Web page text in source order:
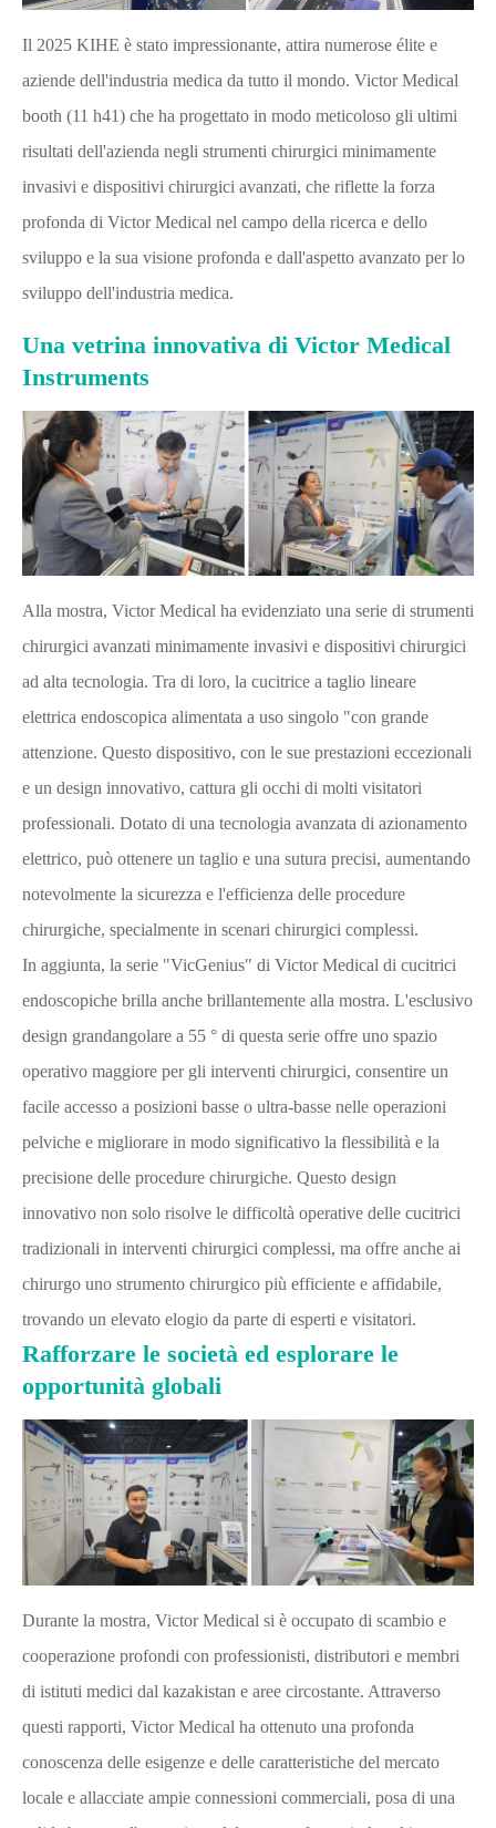
Il 2025 KIHE è stato impressionante, attira numerose élite e
aziende dell'industria medica da tutto il mondo. Victor Medical
booth (11 h41) che ha progettato in modo meticoloso gli ultimi
risultati dell'azienda negli strumenti chirurgici minimamente
invasivi e dispositivi chirurgici avanzati, che riflette la forza
profonda di Victor Medical nel campo della ricerca e dello
sviluppo e la sua visione profonda e dall'aspetto avanzato per lo
sviluppo dell'industria medica.
Una vetrina innovativa di Victor Medical
Instruments
Alla mostra, Victor Medical ha evidenziato una serie di strumenti
chirurgici avanzati minimamente invasivi e dispositivi chirurgici
ad alta tecnologia. Tra di loro, la cucitrice a taglio lineare
elettrica endoscopica alimentata a uso singolo "con grande
attenzione. Questo dispositivo, con le sue prestazioni eccezionali
e un design innovativo, cattura gli occhi di molti visitatori
professionali. Dotato di una tecnologia avanzata di azionamento
elettrico, può ottenere un taglio e una sutura precisi, aumentando
notevolmente la sicurezza e l'efficienza delle procedure
chirurgiche, specialmente in scenari chirurgici complessi.
In aggiunta, la serie "VicGenius" di Victor Medical di cucitrici
endoscopiche brilla anche brillantemente alla mostra. L'esclusivo
design grandangolare a 55 ° di questa serie offre uno spazio
operativo maggiore per gli interventi chirurgici, consentire un
facile accesso a posizioni basse o ultra-basse nelle operazioni
pelviche e migliorare in modo significativo la flessibilità e la
precisione delle procedure chirurgiche. Questo design
innovativo non solo risolve le difficoltà operative delle cucitrici
tradizionali in interventi chirurgici complessi, ma offre anche ai
chirurgo uno strumento chirurgico più efficiente e affidabile,
trovando un elevato elogio da parte di esperti e visitatori.
Rafforzare le società ed esplorare le
opportunità globali
Durante la mostra, Victor Medical si è occupato di scambio e
cooperazione profondi con professionisti, distributori e membri
di istituti medici dal kazakistan e aree circostante. Attraverso
questi rapporti, Victor Medical ha ottenuto una profonda
conoscenza delle esigenze e delle caratteristiche del mercato
locale e allacciate ampie connessioni commerciali, posa di una